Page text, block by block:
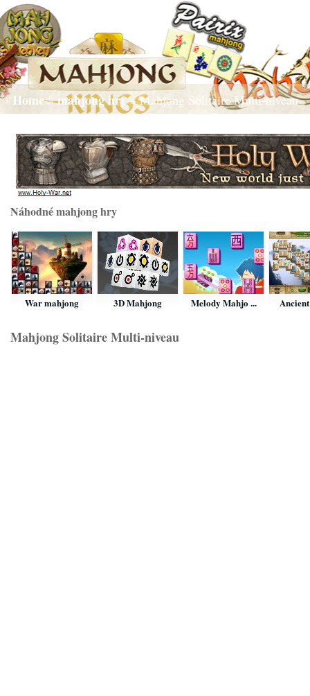
Home»mahjong hry» Mahjong Solitaire Multi-niveau
Náhodné mahjong hry
War mahjong 3D Mahjong Melody Mahjo ...
Mahjong Solitaire Multi-niveau